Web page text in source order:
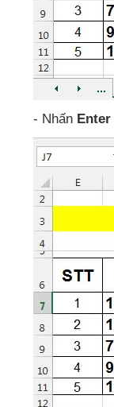
- Nhấn Enter